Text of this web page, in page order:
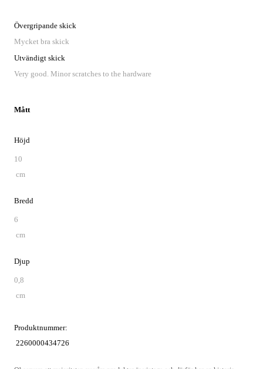
Övergripande skick
Mycket bra skick
Utvändigt skick
Very good. Minor scratches to the hardware
Mått
Höjd
10
cm
Bredd
6
cm
Djup
0,8
cm
Produktnummer:
2260000434726